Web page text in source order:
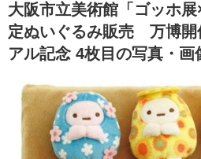
大阪市立美術館「ゴッホ
定ぬいぐるみ販売 万博開
アル記念 4枚目の写真・画